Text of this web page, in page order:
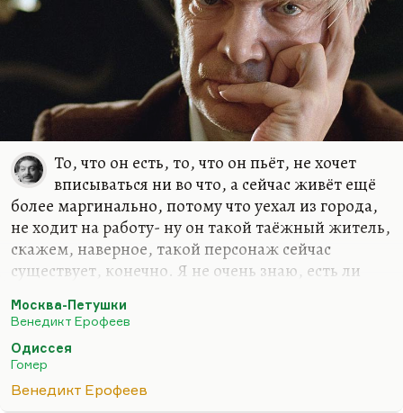
То, что он есть, то, что он пьёт, не хочет
вписываться ни во что, а сейчас живёт ещё
более маргинально, потому что уехал из города,
не ходит на работу- ну он такой таёжный житель,
скажем, наверное, такой персонаж сейчас
существует, конечно. Я не очень знаю, есть ли
ночных сторожей. Думаю, нет. Но
разнообразные, это именно не выживальцы,
говоря словами Линор Горалик, о не те, кто
выживают любой ценой – а это люди склада
Хвостенко,«Хочу лежать с любимой рядом, а с
Москва-Петушки
Венедикт Ерофеев
Одиссея
Гомер
Венедикт Ерофеев